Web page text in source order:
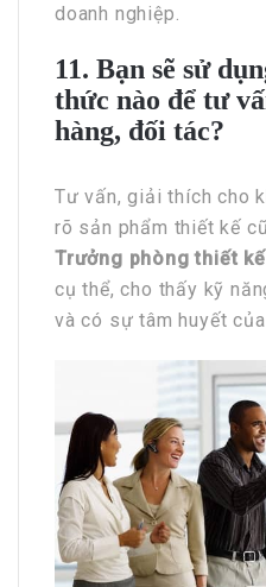
doanh nghiệp.
11. Bạn sẽ sử
thức nào để tư
hàng, đối tác?
Tư vấn, giải thích cho
rõ sản phẩm thiết kế
Trưởng phòng thiết kế
cụ thể, cho thấy kỹ
và có sự tâm huyết của